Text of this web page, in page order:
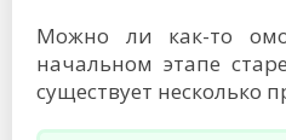
Можно ли как-то
начальном этапе
существует несколько